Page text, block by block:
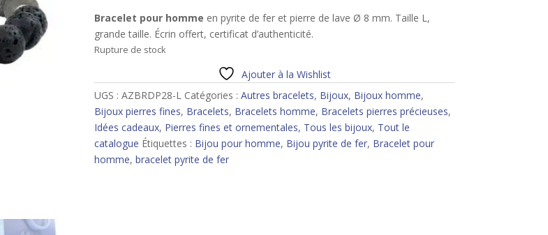
Bracelet pour homme en pyrite de fer et pierre de lave Ø 8 mm. Taille L,
grande taille. Écrin offert, certificat d’authenticité.
Rupture de stock
Ajouter à la Wishlist
UGS : AZBRDP28-L Catégories : Autres bracelets, Bijoux, Bijoux homme,
Bijoux pierres fines, Bracelets, Bracelets homme, Bracelets pierres précieuses,
Idées cadeaux, Pierres fines et ornementales, Tous les bijoux, Tout le
catalogue Étiquettes : Bijou pour homme, Bijou pyrite de fer, Bracelet pour
homme, bracelet pyrite de fer